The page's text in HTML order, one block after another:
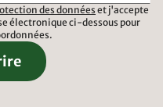
des donnéeset j'accepte
électronique ci-dessous pour